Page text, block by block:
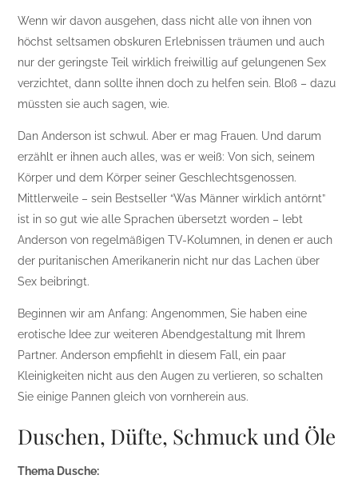
Wenn wir davon ausgehen, dass nicht alle von ihnen von
höchst seltsamen obskuren Erlebnissen träumen und auch
nur der geringste Teil wirklich freiwillig auf gelungenen Sex
verzichtet, dann sollte ihnen doch zu helfen sein. Bloß – dazu
müssten sie auch sagen, wie.
Dan Anderson ist schwul. Aber er mag Frauen. Und darum
erzählt er ihnen auch alles, was er weiß: Von sich, seinem
Körper und dem Körper seiner Geschlechtsgenossen.
Mittlerweile – sein Bestseller “Was Männer wirklich antörnt”
ist in so gut wie alle Sprachen übersetzt worden – lebt
Anderson von regelmäßigen TV-Kolumnen, in denen er auch
der puritanischen Amerikanerin nicht nur das Lachen über
Sex beibringt.
Beginnen wir am Anfang: Angenommen, Sie haben eine
erotische Idee zur weiteren Abendgestaltung mit Ihrem
Partner. Anderson empfiehlt in diesem Fall, ein paar
Kleinigkeiten nicht aus den Augen zu verlieren, so schalten
Sie einige Pannen gleich von vornherein aus.
Duschen, Düfte, Schmuck und Öle
Thema Dusche: